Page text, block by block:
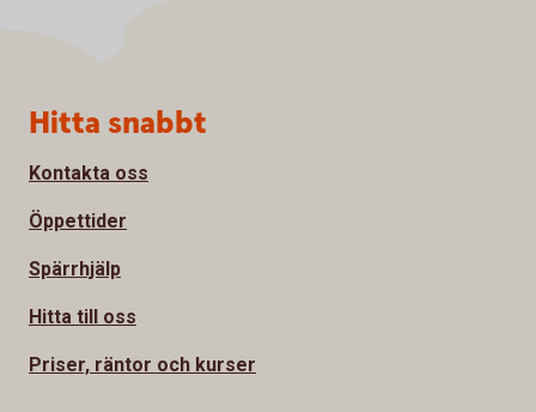
Sidfot
Hitta snabbt
Kontakta oss
Öppettider
Spärrhjälp
Hitta till oss
Priser, räntor och kurser